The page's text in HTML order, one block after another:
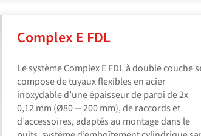
Complex E FDL
Le système Complex E FDL à double couche
compose de tuyaux flexibles en acier
inoxydable d’une épaisseur de paroi de 2x
0,12 mm (Ø80 — 200 mm), de raccords et
d’accessoires, adaptés au montage dans le